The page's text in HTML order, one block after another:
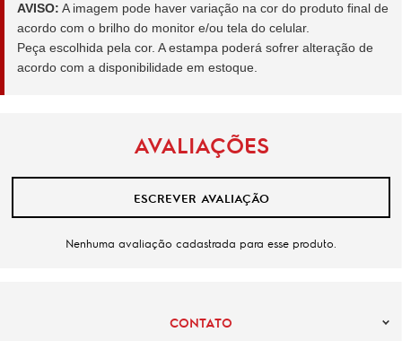
AVISO: A imagem pode haver variação na cor do produto final de
acordo com o brilho do monitor e/ou tela do celular.
Peça escolhida pela cor. A estampa poderá sofrer alteração de
acordo com a disponibilidade em estoque.
AVALIAÇÕES
ESCREVER AVALIAÇÃO
Nenhuma avaliação cadastrada para esse produto.
CONTATO